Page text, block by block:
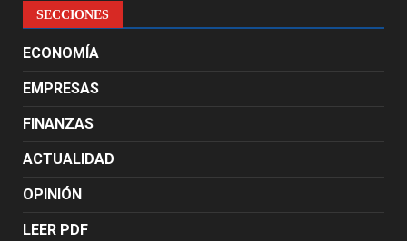
SECCIONES
ECONOMÍA
EMPRESAS
FINANZAS
ACTUALIDAD
OPINIÓN
LEER PDF